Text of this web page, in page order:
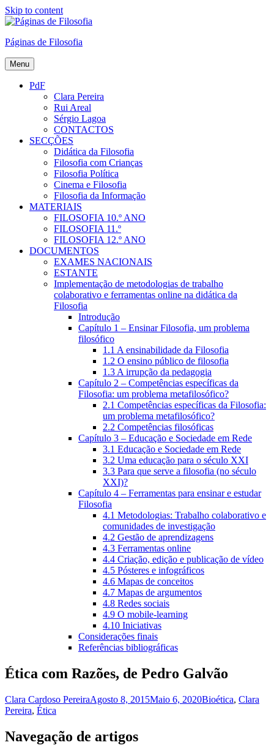
Skip to content
Páginas de Filosofia
Menu
PdF
Clara Pereira
Rui Areal
Sérgio Lagoa
CONTACTOS
SECÇÕES
Didática da Filosofia
Filosofia com Crianças
Filosofia Política
Cinema e Filosofia
Filosofia da Informação
MATERIAIS
FILOSOFIA 10.º ANO
FILOSOFIA 11.º
FILOSOFIA 12.º ANO
DOCUMENTOS
EXAMES NACIONAIS
ESTANTE
Implementação de metodologias de trabalho
colaborativo e ferramentas online na didática da
Filosofia
Introdução
Capítulo 1 – Ensinar Filosofia, um problema
filosófico
1.1 A ensinabilidade da Filosofia
1.2 O ensino público de filosofia
1.3 A irrupção da pedagogia
Capítulo 2 – Competências específicas da
Filosofia: um problema metafilosófico?
2.1 Competências específicas da Filosofia:
um problema metafilosófico?
2.2 Competências filosóficas
Capítulo 3 – Educação e Sociedade em Rede
3.1 Educação e Sociedade em Rede
3.2 Uma educação para o século XXI
3.3 Para que serve a filosofia (no século
XXI)?
Capítulo 4 – Ferramentas para ensinar e estudar
Filosofia
4.1 Metodologias: Trabalho colaborativo e
comunidades de investigação
4.2 Gestão de aprendizagens
4.3 Ferramentas online
4.4 Criação, edição e publicação de vídeo
4.5 Pósteres e infográficos
4.6 Mapas de conceitos
4.7 Mapas de argumentos
4.8 Redes sociais
4.9 O mobile-learning
4.10 Iniciativas
Considerações finais
Referências bibliográficas
Ética com Razões, de Pedro Galvão
Clara Cardoso PereiraAgosto 8, 2015Maio 6, 2020Bioética, Clara
Pereira, Ética
Navegação de artigos